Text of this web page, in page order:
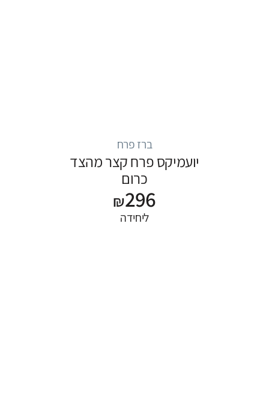
ברז פרח
יועמיקס פרח קצר מהצד
כרום
₪296
ליחידה